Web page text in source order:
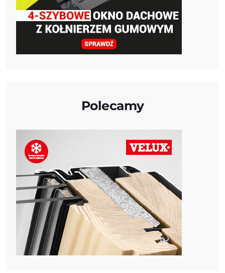
Polecamy